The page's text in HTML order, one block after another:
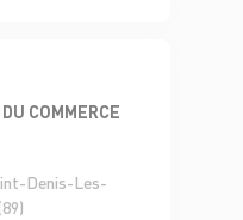
COMMERCE
Denis-Les-